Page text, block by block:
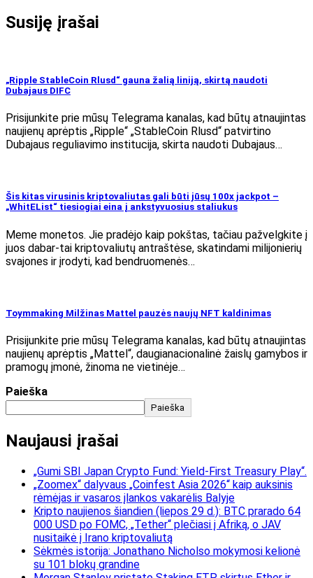
Susiję įrašai
„Ripple StableCoin Rlusd“ gauna žalią liniją, skirtą naudoti
Dubajaus DIFC
Prisijunkite prie mūsų Telegrama kanalas, kad būtų atnaujintas
naujienų aprėptis „Ripple“ „StableCoin Rlusd“ patvirtino
Dubajaus reguliavimo institucija, skirta naudoti Dubajaus…
Šis kitas virusinis kriptovaliutas gali būti jūsų 100x jackpot –
„WhitEList“ tiesiogiai eina į ankstyvuosius staliukus
Meme monetos. Jie pradėjo kaip pokštas, tačiau pažvelgkite į
juos dabar-tai kriptovaliutų antraštėse, skatindami milijonierių
svajones ir įrodyti, kad bendruomenės…
Toymmaking Milžinas Mattel pauzės naujų NFT kaldinimas
Prisijunkite prie mūsų Telegrama kanalas, kad būtų atnaujintas
naujienų aprėptis „Mattel“, daugianacionalinė žaislų gamybos ir
pramogų įmonė, žinoma ne vietinėje…
Paieška
Paieška
Naujausi įrašai
„Gumi SBI Japan Crypto Fund: Yield-First Treasury Play“.
„Zoomex“ dalyvaus „Coinfest Asia 2026“ kaip auksinis
rėmėjas ir vasaros įlankos vakarėlis Balyje
Kripto naujienos šiandien (liepos 29 d.): BTC prarado 64
000 USD po FOMC, „Tether“ plečiasi į Afriką, o JAV
nusitaikė į Irano kriptovaliutą
Sėkmės istorija: Jonathano Nicholso mokymosi kelionė
su 101 blokų grandine